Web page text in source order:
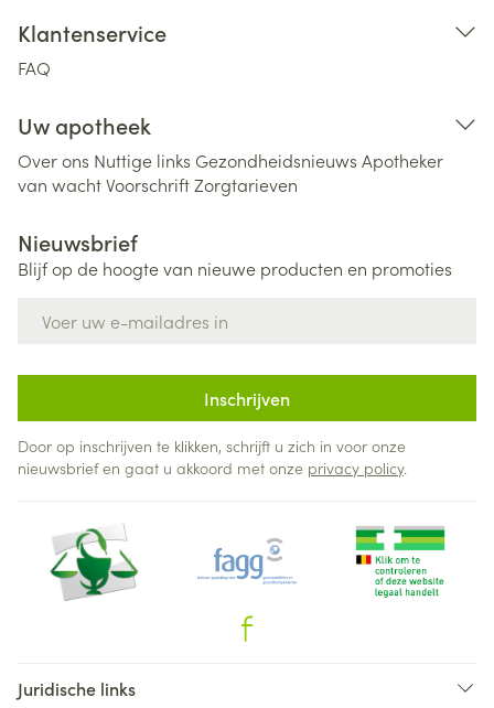
Klantenservice
FAQ
Uw apotheek
Over ons Nuttige links Gezondheidsnieuws Apotheker
van wachtVoorschriftZorgtarieven
Nieuwsbrief
Blijf op de hoogte van nieuwe producten en promoties
Inschrijven
Door op inschrijven te klikken, schrijft u zich in voor onze
nieuwsbrief en gaat u akkoord met onze privacy policy.
Juridische links